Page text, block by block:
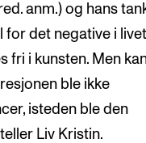
anm.) og hans
for det negative i
fri i kunsten. Men
ble ikke
isteden ble den
Liv Kristin.